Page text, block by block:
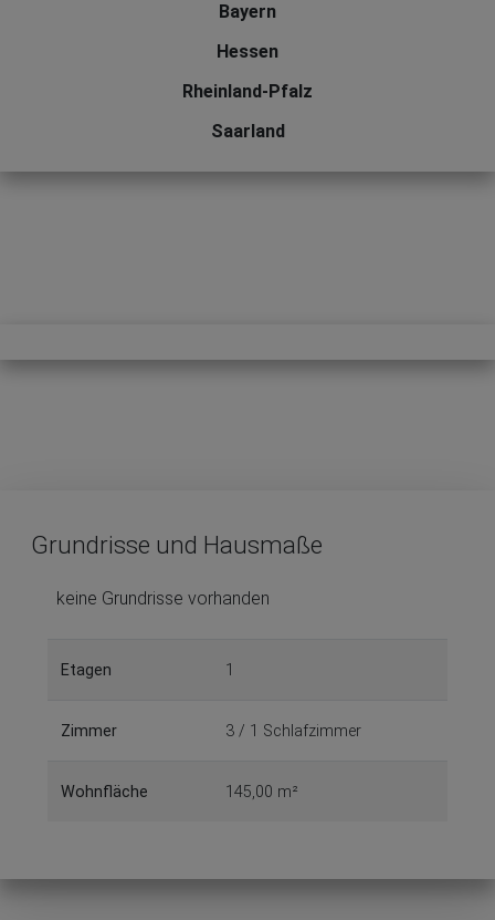
Bayern
Hessen
Rheinland-Pfalz
Saarland
Grundrisse und Hausmaße
keine Grundrisse vorhanden
Etagen 1
Zimmer 3 / 1 Schlafzimmer
Wohnfläche 145,00 m²